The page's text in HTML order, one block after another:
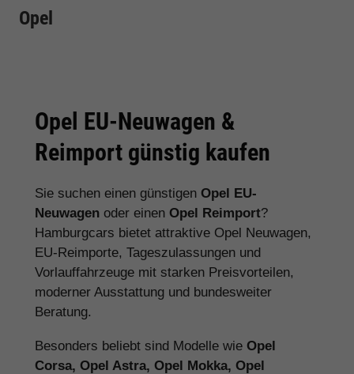
Opel
Opel EU-Neuwagen &
Reimport günstig kaufen
Sie suchen einen günstigen Opel EU-
Neuwagen oder einen Opel Reimport?
Hamburgcars bietet attraktive Opel Neuwagen,
EU-Reimporte, Tageszulassungen und
Vorlauffahrzeuge mit starken Preisvorteilen,
moderner Ausstattung und bundesweiter
Beratung.
Besonders beliebt sind Modelle wie Opel
Corsa, Opel Astra, Opel Mokka, Opel